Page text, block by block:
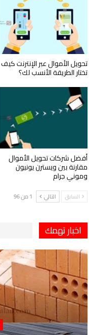
تحويل الأموال عبر الإنترنت كيف
تختار الطريقة الأنسب لك؟
أفضل شركات تحويل الأموال
مقارنة بين ويسترن يونيون
وموني جرام
السابق التالي 1 من 96
اخبار تهمك